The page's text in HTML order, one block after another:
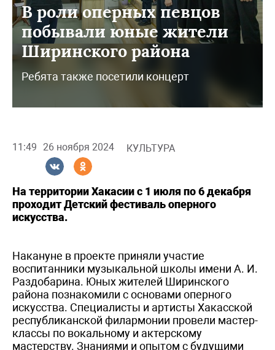
В роли оперных певцов
побывали юные жители
Ширинского района
Ребята также посетили концерт
11:49 26 ноября 2024 КУЛЬТУРА
На территории Хакасии с 1 июля по 6 декабря
проходит Детский фестиваль оперного
искусства.
Накануне в проекте приняли участие
воспитанники музыкальной школы имени А. И.
Раздобарина. Юных жителей Ширинского
района познакомили с основами оперного
искусства. Специалисты и артисты Хакасской
республиканской филармонии провели мастер-
классы по вокальному и актерскому
мастерству. Знаниями и опытом с будущими